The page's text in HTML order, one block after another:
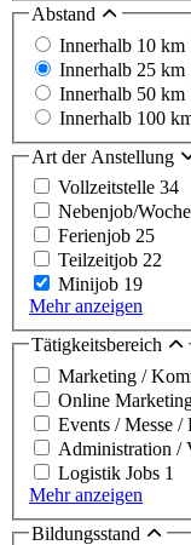
Abstand
Innerhalb 10 km
Innerhalb 25 km
Innerhalb 50 km
Innerhalb 100
Art der Anstellung
Vollzeitstelle 34
Nebenjob/
Ferienjob 25
Teilzeitjob 22
Minijob 19
Mehr anzeigen
Tätigkeitsbereich
Marketing /
Online
Events / Messe /
Administration /
Logistik Jobs 1
Mehr anzeigen
Bildungsstand